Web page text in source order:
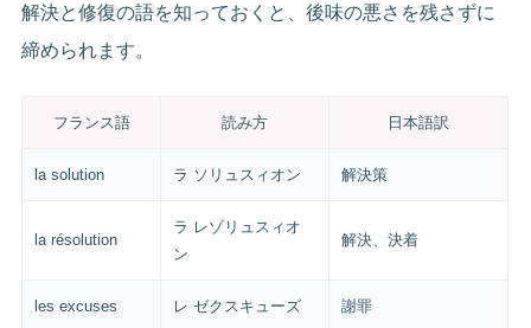
解決と修復の語を知っておくと、後味の悪さを残さずに
締められます。
フランス語 読み方 日本語訳
la solution ラ ソリュスィオン 解決策
la résolution
ラ レゾリュスィオ
ン
解決、決着
les excuses レ ゼクスキューズ 謝罪